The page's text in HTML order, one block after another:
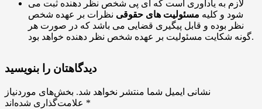
لازم به یادآوری است که آی پی شخص نظر دهنده ثبت می
شود و کلیه مسئولیت های حقوقی نظرات بر عهده شخص
نظر بوده و قابل پیگیری قضایی می باشد که در صورت هر
گونه شکایت مسئولیت بر عهده شخص نظر دهنده خواهد بود.
دیدگاهتان را بنویسید
نشانی ایمیل شما منتشر نخواهد شد. بخش‌های موردنیاز
*